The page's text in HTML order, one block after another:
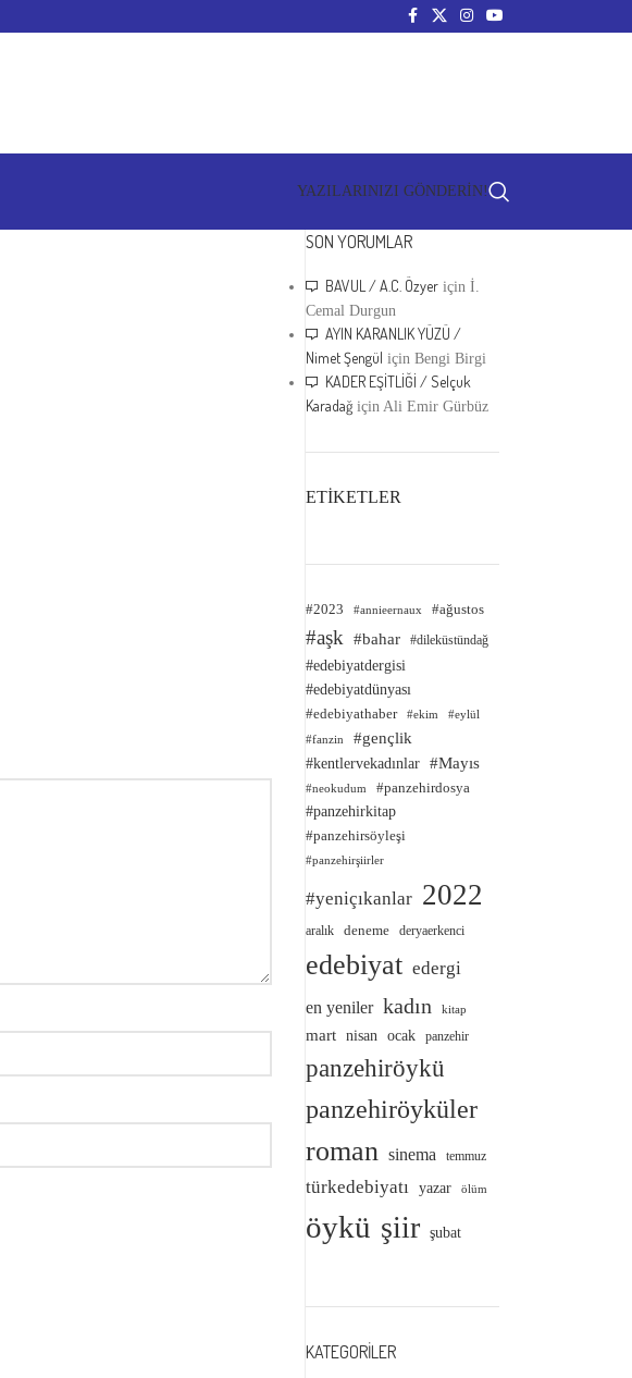
YAZILARINIZI GÖNDERİN!
SON YORUMLAR
BAVUL / A.C. Özyer içinİ.
Cemal Durgun
AYIN KARANLIK YÜZÜ /
Nimet Şengül içinBengi Birgi
KADER EŞİTLİĞİ / Selçuk
Karadağ içinAli Emir Gürbüz
ETİKETLER
#2023 #annieernaux #ağustos
#aşk #bahar #dileküstündağ
#edebiyatdergisi
#edebiyatdünyası
#edebiyathaber #ekim #eylül
#fanzin
#gençlik
#kentlervekadınlar #Mayıs
#neokudum
#panzehirdosya
#panzehirkitap
#panzehirsöyleşi
#panzehirşiirler
#yeniçıkanlar 2022
aralık deneme deryaerkenci
edebiyat edergi
en yeniler kadın kitap
mart nisan ocak panzehir
panzehiröykü
panzehiröyküler
roman sinema temmuz
türkedebiyatı yazar ölüm
öykü şiir şubat
KATEGORILER